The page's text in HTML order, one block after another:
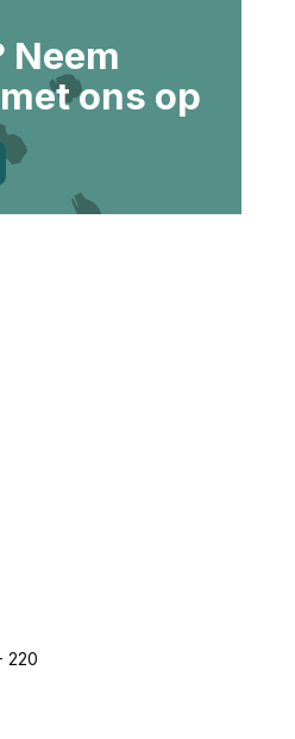
Neem
met ons op
220